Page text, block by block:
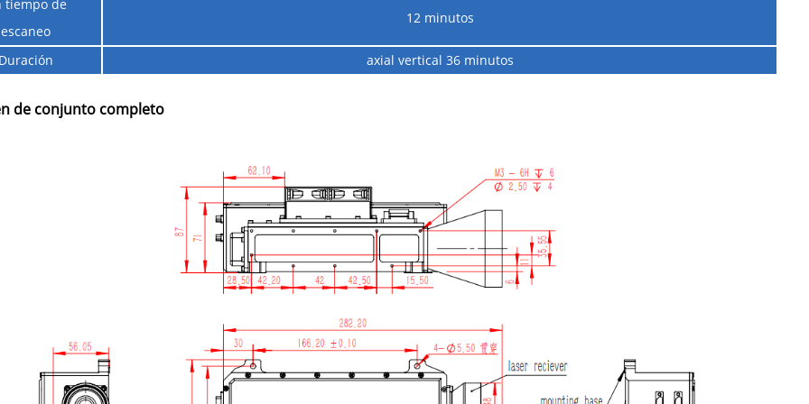
tiempo de
escaneo
12 minutos
Duración axial vertical 36 minutos
de conjunto completo